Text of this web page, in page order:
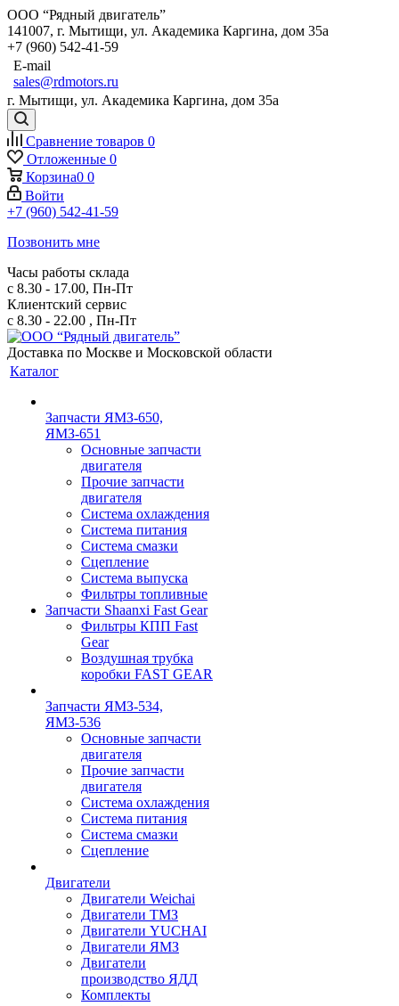
ООО “Рядный двигатель”
141007, г. Мытищи, ул. Академика Каргина, дом 35а
+7 (960) 542-41-59
E-mail
sales@rdmotors.ru
г. Мытищи, ул. Академика Каргина, дом 35а
Сравнение товаров 0
Отложенные 0
Корзина0 0
Войти
+7 (960) 542-41-59
Позвонить мне
Часы работы склада
с 8.30 - 17.00, Пн-Пт
Клиентский сервис
с 8.30 - 22.00 , Пн-Пт
Доставка по Москве и Московской области
Каталог
Запчасти ЯМЗ-650,
ЯМЗ-651
Основные запчасти
двигателя
Прочие запчасти
двигателя
Система охлаждения
Система питания
Система смазки
Сцепление
Система выпуска
Фильтры топливные
Запчасти Shaanxi Fast Gear
Фильтры КПП Fast
Gear
Воздушная трубка
коробки FAST GEAR
Запчасти ЯМЗ-534,
ЯМЗ-536
Основные запчасти
двигателя
Прочие запчасти
двигателя
Система охлаждения
Система питания
Система смазки
Сцепление
Двигатели
Двигатели Weichai
Двигатели ТМЗ
Двигатели YUCHAI
Двигатели ЯМЗ
Двигатели
производство ЯДД
Комплекты